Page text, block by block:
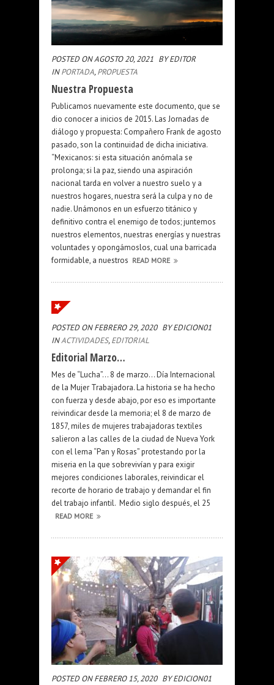
POSTED ON AGOSTO 20, 2021 BY EDITOR
INPORTADA,PROPUESTA
Nuestra Propuesta
Publicamos nuevamente este documento, que se
dio conocer a inicios de 2015. Las Jornadas de
diálogo y propuesta: Compañero Frank de agosto
pasado, son la continuidad de dicha iniciativa.
“Mexicanos: si esta situación anómala se
prolonga; si la paz, siendo una aspiración
nacional tarda en volver a nuestro suelo y a
nuestros hogares, nuestra será la culpa y no de
nadie. Unámonos en un esfuerzo titánico y
definitivo contra el enemigo de todos; juntemos
nuestros elementos, nuestras energías y nuestras
voluntades y opongámoslos, cual una barricada
formidable, a nuestros READ MORE
POSTED ON FEBRERO 29, 2020 BY EDICION01
INACTIVIDADES,EDITORIAL
Editorial Marzo…
Mes de “Lucha”… 8 de marzo… Día Internacional
de la Mujer Trabajadora. La historia se ha hecho
con fuerza y desde abajo, por eso es importante
reivindicar desde la memoria; el 8 de marzo de
1857, miles de mujeres trabajadoras textiles
salieron a las calles de la ciudad de Nueva York
con el lema “Pan y Rosas” protestando por la
miseria en la que sobrevivían y para exigir
mejores condiciones laborales, reivindicar el
recorte de horario de trabajo y demandar el fin
del trabajo infantil. Medio siglo después, el 25
READ MORE
POSTED ON FEBRERO 15, 2020 BY EDICION01